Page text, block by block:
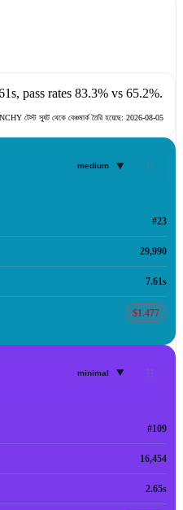
, pass rates 83.3% vs 65.2%.
টেস্ট স্যুট থেকে বেঞ্চমার্ক তৈরি হয়েছে: 2026-08-05
medium ▾
#23
29,990
7.61s
$1.477
minimal ▾
#109
16,454
2.65s